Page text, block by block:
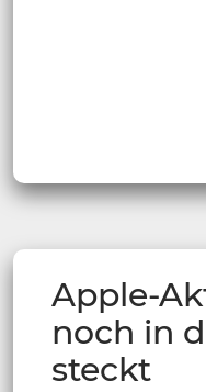
Apple-
noch in
steckt